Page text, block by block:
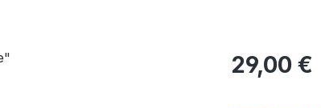
Regulärer Preis:
29,00 €